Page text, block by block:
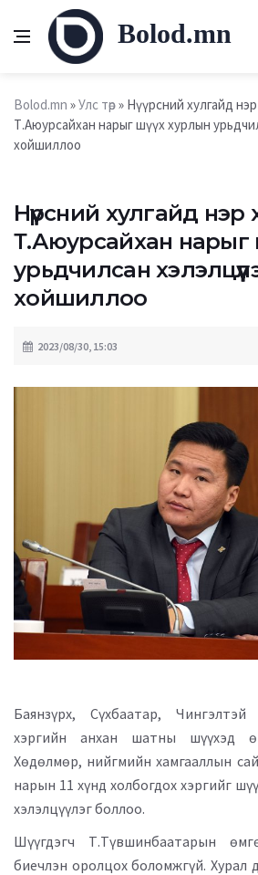
Bolod.mn
Bolod.mn »Улс төр» Нүүрсний хулгайд
Т.Аюурсайхан нарыг шүүх хурлын
хойшиллоо
Нүүрсний хулгайд
Т.Аюурсайхан нарыг
урьдчилсан
хойшиллоо
2023/08/30, 15:03
Баянзүрх, Сүхбаатар, Чингэлтэй
хэргийн анхан шатны шүүхэд
Хөдөлмөр, нийгмийн хамгааллын
нарын 11 хүнд холбогдох хэргийг
хэлэлцүүлэг боллоо.
Шүүгдэгч Т.Түвшинбаатарын
биечлэн оролцох боломжгүй. Хурал